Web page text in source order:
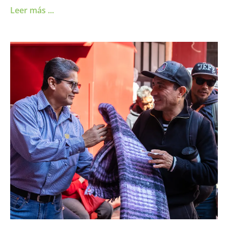
Leer más ...